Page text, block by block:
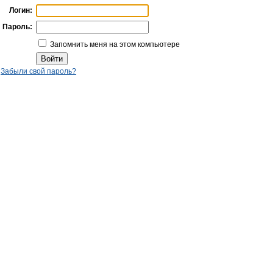
Логин:
Пароль:
Запомнить меня на этом компьютере
Забыли свой пароль?